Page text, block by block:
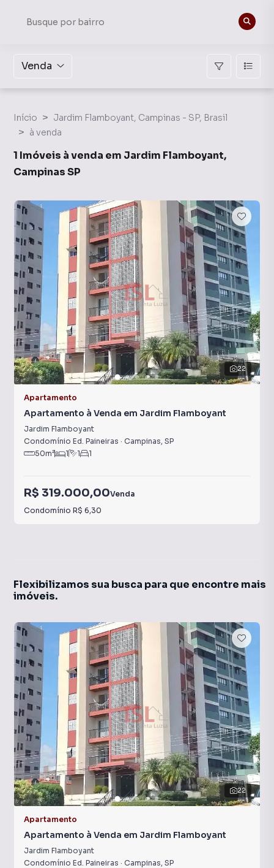
Venda
Início
Jardim Flamboyant, Campinas - SP, Brasil
à venda
1 Imóveis à venda em Jardim Flamboyant,
Campinas SP
22
Apartamento
Apartamento à Venda em Jardim Flamboyant
Jardim Flamboyant
Condomínio Ed. Paineiras · Campinas, SP
50m² 1 1 1
R$ 319.000,00Venda
Condomínio R$ 6,30
Flexibilizamos sua busca para que encontre mais
imóveis.
22
Apartamento
Apartamento à Venda em Jardim Flamboyant
Jardim Flamboyant
Condomínio Ed. Paineiras · Campinas, SP